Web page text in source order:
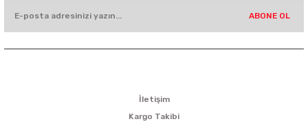
ABONE OL
İletişim
Kargo Takibi